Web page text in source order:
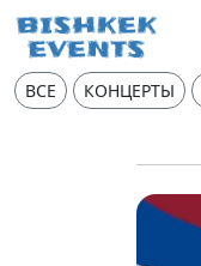
ВСЕ КОНЦЕРТЫ